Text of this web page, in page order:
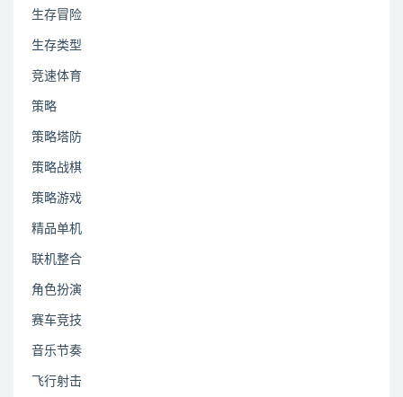
生存冒险
生存类型
竞速体育
策略
策略塔防
策略战棋
策略游戏
精品单机
联机整合
角色扮演
赛车竞技
音乐节奏
飞行射击